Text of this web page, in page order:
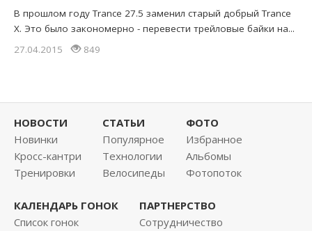
В прошлом году Trance 27.5 заменил старый добрый Trance
X. Это было закономерно - перевести трейловые байки на...
27.04.2015
849
НОВОСТИ
Новинки
Кросс-кантри
Тренировки
СТАТЬИ
Популярное
Технологии
Велосипеды
ФОТО
Избранное
Альбомы
Фотопоток
КАЛЕНДАРЬ ГОНОК
Список гонок
ПАРТНЕРСТВО
Сотрудничество